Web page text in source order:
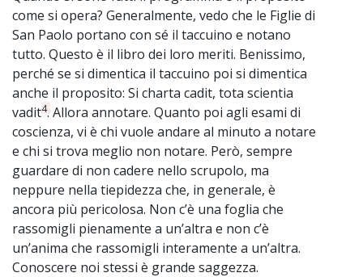
come si opera? Generalmente, vedo che le Figlie di
San Paolo portano con sé il taccuino e notano
tutto. Questo è il libro dei loro meriti. Benissimo,
perché se si dimentica il taccuino poi si dimentica
anche il proposito: Si charta cadit, tota scientia
vadit4. Allora annotare. Quanto poi agli esami di
coscienza, vi è chi vuole andare al minuto a notare
e chi si trova meglio non notare. Però, sempre
guardare di non cadere nello scrupolo, ma
neppure nella tiepidezza che, in generale, è
ancora più pericolosa. Non c’è una foglia che
rassomigli pienamente a un’altra e non c’è
un’anima che rassomigli interamente a un’altra.
Conoscere noi stessi è grande saggezza.